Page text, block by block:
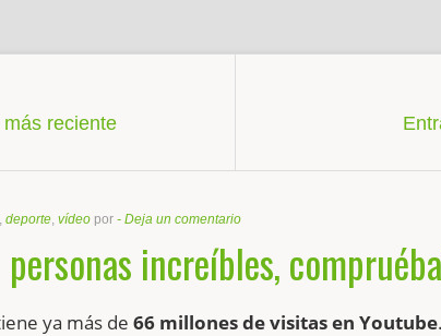
reciente
deporte, vídeo por - Deja un comentario
increíbles,
ya más de 66 millones de visitas en Youtube.